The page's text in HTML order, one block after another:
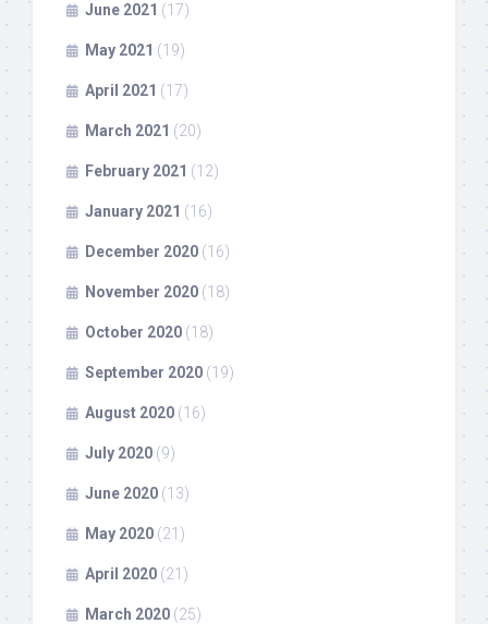
June 2021 (17)
May 2021 (19)
April 2021 (17)
March 2021 (20)
February 2021 (12)
January 2021 (16)
December 2020 (16)
November 2020 (18)
October 2020 (18)
September 2020 (19)
August 2020 (16)
July 2020 (9)
June 2020 (13)
May 2020 (21)
April 2020 (21)
March 2020 (25)